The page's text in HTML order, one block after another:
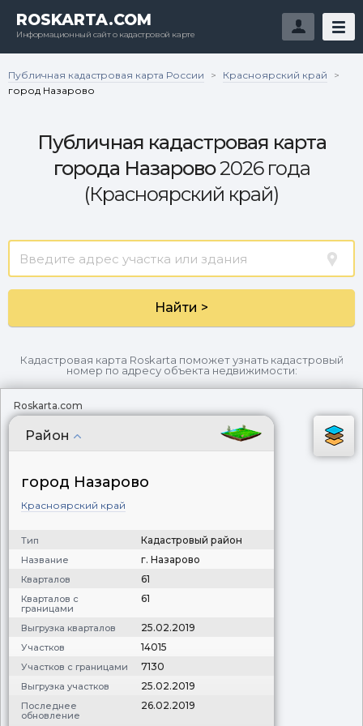
ROSKARTA.COM
Информационный сайт о кадастровой карте
Публичная кадастровая карта России > Красноярский край
>
город Назарово
Публичная кадастровая карта
города Назарово2026 года
(Красноярский край)
Найти >
Кадастровая карта Roskarta поможет узнать кадастровый
номер по адресу объекта недвижимости:
Roskarta.com
Район
город Назарово
Красноярский край
Тип Кадастровый район
Название г. Назарово
Кварталов 61
Кварталов с
границами
61
Выгрузка кварталов 25.02.2019
Участков 14015
Участков с границами 7130
Выгрузка участков 25.02.2019
Последнее
обновление
26.02.2019